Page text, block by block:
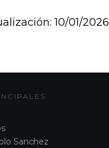
10/01/2026
Sanchez